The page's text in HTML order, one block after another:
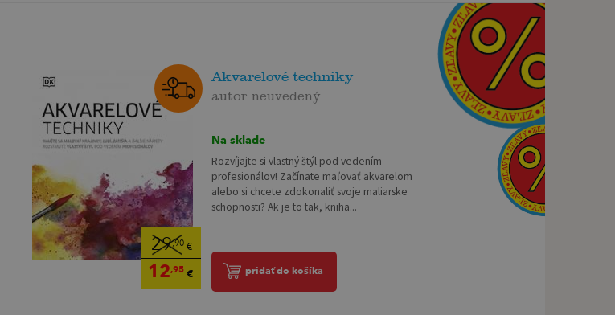
29,90€
12,95€
Akvarelové techniky
autor neuvedený
Na sklade
Rozvíjajte si vlastný štýl pod vedením
profesionálov! Začínate maľovať akvarelom
alebo si chcete zdokonaliť svoje maliarske
schopnosti? Ak je to tak, kniha...
pridať do košíka